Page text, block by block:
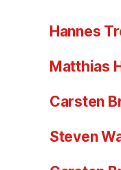
Hannes
Matthias
Carsten
Steven